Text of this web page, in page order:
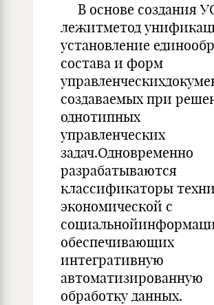
В основе создания
лежитметод
установление
состава и форм
создаваемых при
однотипных
управленческих
задач.Одновременно
разрабатываются
классификаторы
экономической с
обеспечивающих
интегративную
автоматизированную
обработку данных.